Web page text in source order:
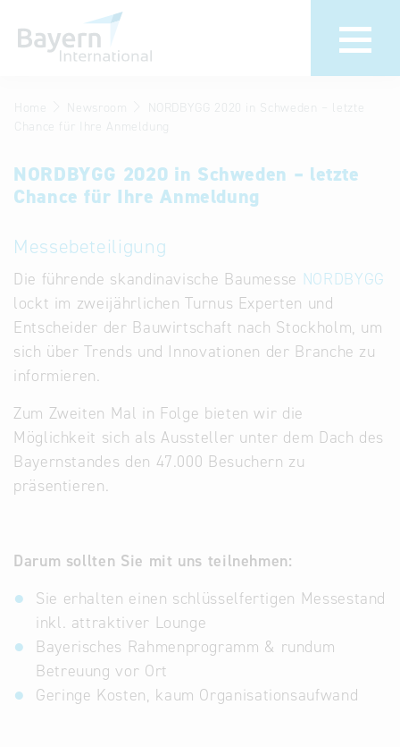
Wir über uns
Bavaria
Repräsentanzen
Publikationen
Stellenangebote
Kontakt
Treffen Sie uns
am Infostand
Termine &
30 Jahre
Bayern
Newsroom
Newsletter
Home Newsroom
NORDBYGG 2020 in Schweden – letzte
Chance für Ihre Anmeldung
NORDBYGG 2020 in Schweden – letzte
Chance für Ihre Anmeldung
Messebeteiligung
Die führende skandinavische Baumesse NORDBYGG
lockt im zweijährlichen Turnus Experten und
Entscheider der Bauwirtschaft nach Stockholm, um
sich über Trends und Innovationen der Branche zu
informieren.
Zum Zweiten Mal in Folge bieten wir die
Möglichkeit sich als Aussteller unter dem Dach des
Bayernstandes den 47.000 Besuchern zu
präsentieren.
Darum sollten Sie mit uns teilnehmen:
Sie erhalten einen schlüsselfertigen Messestand
inkl. attraktiver Lounge
Bayerisches Rahmenprogramm & rundum
Betreuung vor Ort
Geringe Kosten, kaum Organisationsaufwand